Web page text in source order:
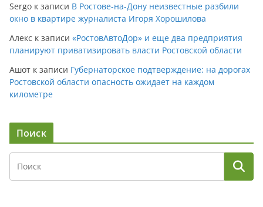
Sergo к записи В Ростове-на-Дону неизвестные разбили
окно в квартире журналиста Игоря Хорошилова
Алекс к записи «РостовАвтоДор» и еще два предприятия
планируют приватизировать власти Ростовской области
Ашот к записи Губернаторское подтверждение: на дорогах
Ростовской области опасность ожидает на каждом
километре
Поиск